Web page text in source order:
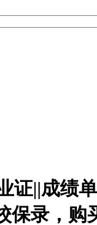
证||成绩
保录，